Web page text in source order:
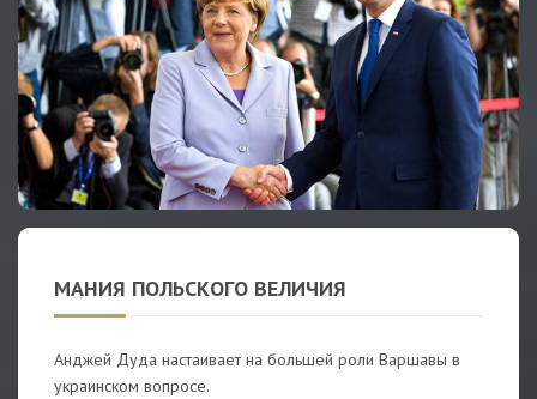
МАНИЯ ПОЛЬСКОГО ВЕЛИЧИЯ
Анджей Дуда настаивает на большей роли Варшавы в
украинском вопросе.